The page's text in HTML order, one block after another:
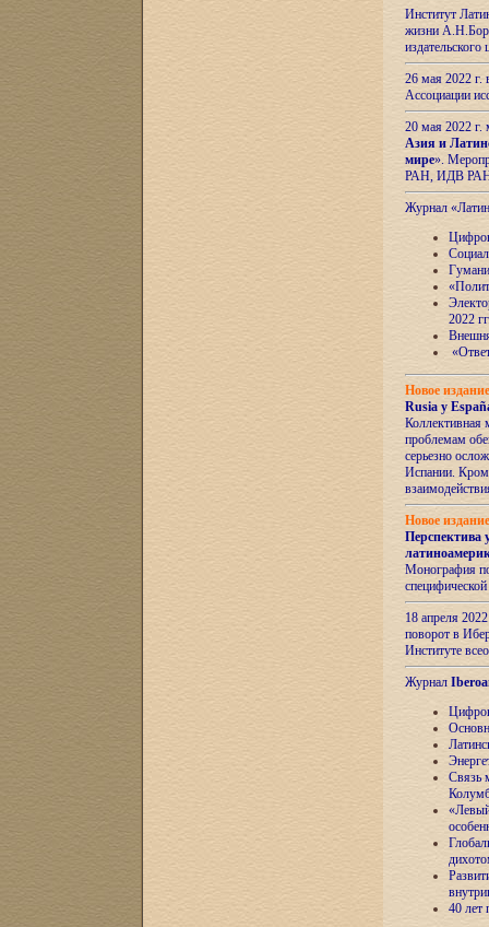
Институт
жизни
26 мая 2022
Ассоциации
20 мая 2022
Азия и
мире».
РАН, ИДВ
Журнал
2022
Новое
Rusia y
Коллективная
проблемам
серьезно
Испании.
Новое
Перспектива
Монография
18 апреля
поворот в
Институте
Журнал
Связь
40 лет